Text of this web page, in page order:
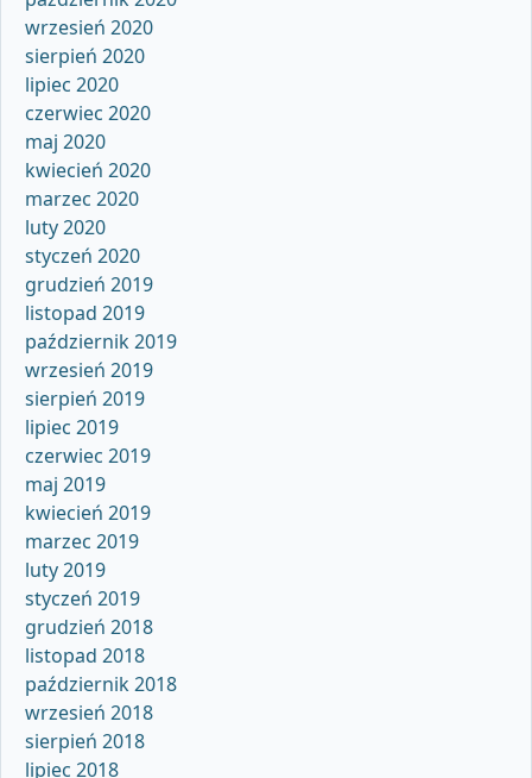
wrzesień 2020
sierpień 2020
lipiec 2020
czerwiec 2020
maj 2020
kwiecień 2020
marzec 2020
luty 2020
styczeń 2020
grudzień 2019
listopad 2019
październik 2019
wrzesień 2019
sierpień 2019
lipiec 2019
czerwiec 2019
maj 2019
kwiecień 2019
marzec 2019
luty 2019
styczeń 2019
grudzień 2018
listopad 2018
październik 2018
wrzesień 2018
sierpień 2018
lipiec 2018